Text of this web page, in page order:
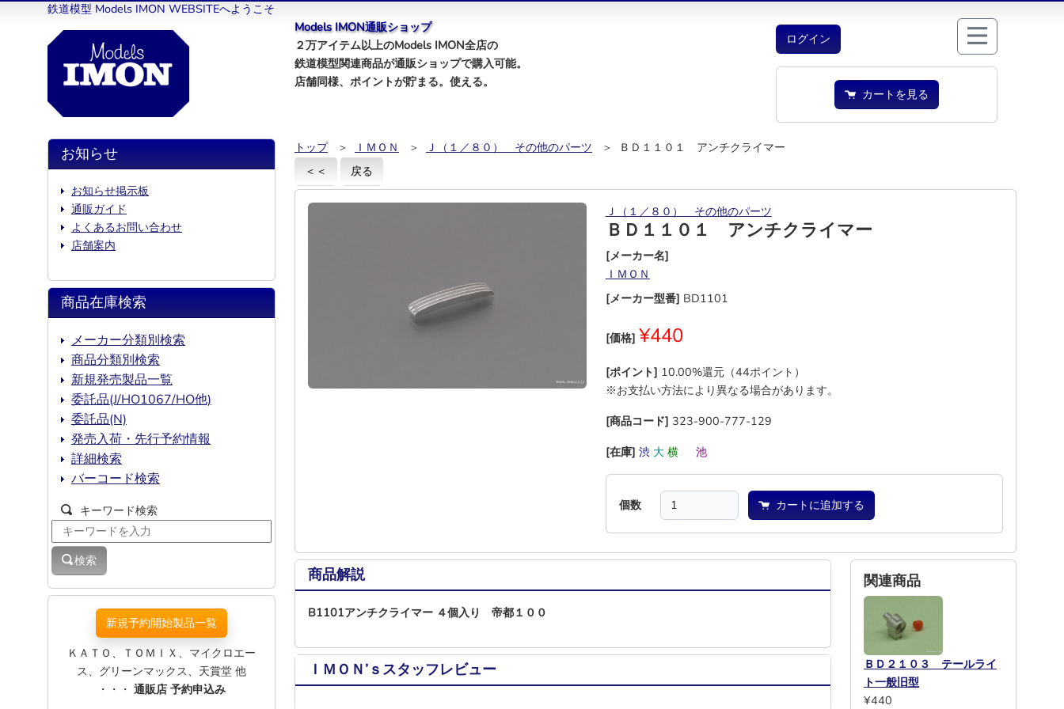
鉄道模型 Models IMON WEBSITEへようこそ
Models IMON通販ショップ
２万アイテム以上のModels IMON全店の
鉄道模型関連商品が通販ショップで購入可能。
店舗同様、ポイントが貯まる。使える。
ログイン
カートを見る
トップ ＞ ＩＭＯＮ ＞ Ｊ（１／８０） その他のパーツ
＞ ＢＤ１１０１ アンチクライマー
＜＜
戻る
Ｊ（１／８０） その他のパーツ
ＢＤ１１０１ アンチクライマー
[メーカー名]
ＩＭＯＮ
[メーカー型番] BD1101
[価格] ¥440
[ポイント] 10.00%還元（44ポイント）
※お支払い方法により異なる場合があります。
[商品コード] 323-900-777-129
[在庫] 渋 大 横 池
個数 カートに追加する
商品解説
B1101アンチクライマー ４個入り 帝都１００
ＩＭＯＮ’ｓスタッフレビュー
関連商品
ＢＤ２１０３ テールライ
ト一般旧型
¥440
お知らせ
お知らせ掲示板
通販ガイド
よくあるお問い合わせ
店舗案内
商品在庫検索
メーカー分類別検索
商品分類別検索
新規発売製品一覧
委託品(J/HO1067/HO他)
委託品(N)
発売入荷・先行予約情報
詳細検索
バーコード検索
キーワード検索
検索
新規予約開始製品一覧
ＫＡＴＯ、ＴＯＭＩＸ、マイクロエー
ス、グリーンマックス、天賞堂 他
・・・ 通販店 予約申込み